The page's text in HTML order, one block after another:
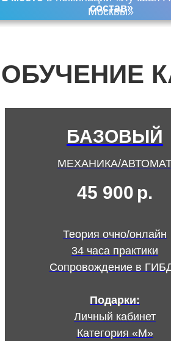
состав»
Москвы»
БАЗОВЫЙ
МЕХАНИКА/
45 900 р.
Теория очно/онлайн
34 часа практики
Сопровождение в
Подарки:
Личный кабинет
Категория «М»